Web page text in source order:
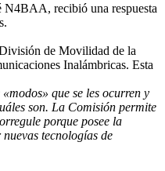
N4BAA, recibió una respuesta
de Movilidad de la
Inalámbricas. Esta
que se les ocurren y
son. La Comisión permite
porque posee la
tecnologías de